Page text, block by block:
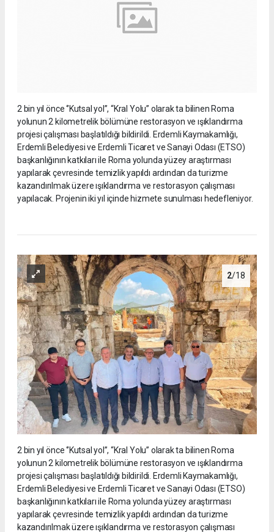
2 bin yıl önce ‘’Kutsal yol’’, “Kral Yolu” olarak ta bilinen Roma
yolunun 2 kilometrelik bölümüne restorasyon ve ışıklandırma
projesi çalışması başlatıldığı bildirildi. Erdemli Kaymakamlığı,
Erdemli Belediyesi ve Erdemli Ticaret ve Sanayi Odası (ETSO)
başkanlığının katkıları ile Roma yolunda yüzey araştırması
yapılarak çevresinde temizlik yapıldı ardından da turizme
kazandırılmak üzere ışıklandırma ve restorasyon çalışması
yapılacak. Projenin iki yıl içinde hizmete sunulması hedefleniyor.
2/18
2 bin yıl önce ‘’Kutsal yol’’, “Kral Yolu” olarak ta bilinen Roma
yolunun 2 kilometrelik bölümüne restorasyon ve ışıklandırma
projesi çalışması başlatıldığı bildirildi. Erdemli Kaymakamlığı,
Erdemli Belediyesi ve Erdemli Ticaret ve Sanayi Odası (ETSO)
başkanlığının katkıları ile Roma yolunda yüzey araştırması
yapılarak çevresinde temizlik yapıldı ardından da turizme
kazandırılmak üzere ışıklandırma ve restorasyon çalışması